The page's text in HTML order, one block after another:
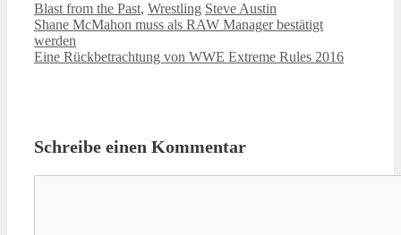
Kategorien
Blast from the Past, Wrestling Schlagwörter
Steve Austin
Shane McMahon muss als RAW Manager bestätigt
werden
Eine Rückbetrachtung von WWE Extreme Rules 2016
Schreibe einen Kommentar